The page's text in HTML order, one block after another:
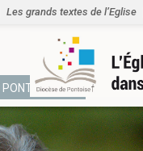
Les grands textes de l’Eglise
PONTOISE